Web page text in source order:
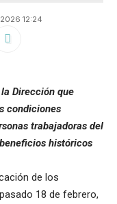
12:24
Dirección que
condiciones
trabajadoras del
históricos
de los
18 de febrero,